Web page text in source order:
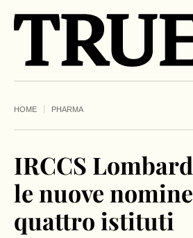
HOME PHARMA
IRCCS
le nuove
quattro istituti